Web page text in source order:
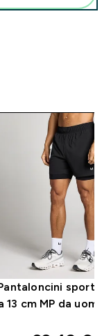
sportivi
13 cm MP da uomo